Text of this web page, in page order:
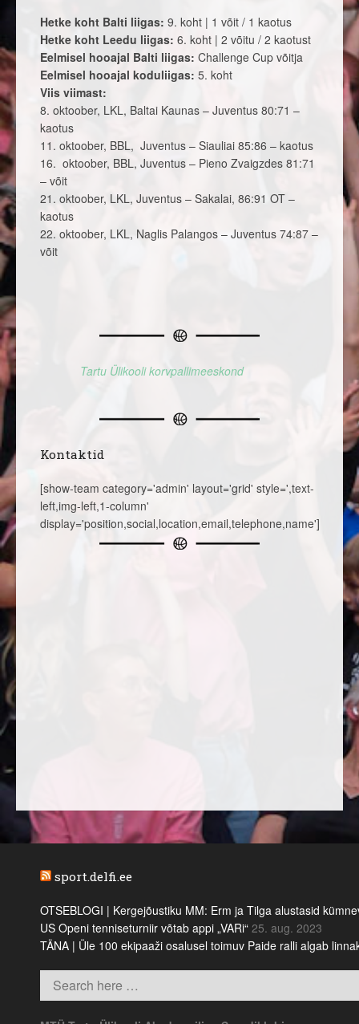
Hetke koht Balti liigas: 9. koht | 1 võit / 1 kaotus
Hetke koht Leedu liigas: 6. koht | 2 võitu / 2 kaotust
Eelmisel hooajal Balti liigas: Challenge Cup võitja
Eelmisel hooajal koduliigas: 5. koht
Viis viimast:
8. oktoober, LKL, Baltai Kaunas – Juventus 80:71 –
kaotus
11. oktoober, BBL, Juventus – Siauliai 85:86 – kaotus
16. oktoober, BBL, Juventus – Pieno Zvaigzdes 81:71
– võit
21. oktoober, LKL, Juventus – Sakalai, 86:91 OT –
kaotus
22. oktoober, LKL, Naglis Palangos – Juventus 74:87 –
võit
Tartu Ülikooli korvpallimeeskond
Kontaktid
[show-team category='admin' layout='grid' style=',text-
left,img-left,1-column'
display='position,social,location,email,telephone,name']
sport.delfi.ee
OTSEBLOGI | Kergejõustiku MM: Erm ja Tilga alustasid
US Openi tenniseturniir võtab appi „VARi“ 25. aug. 2023
TÄNA | Üle 100 ekipaaži osalusel toimuv Paide ralli algab